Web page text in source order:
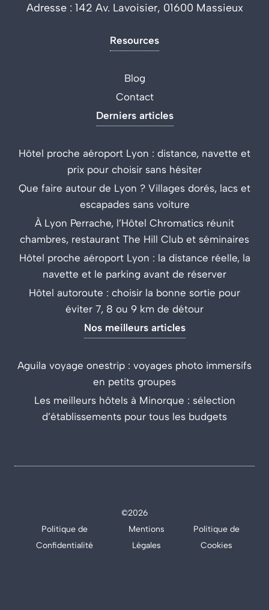
Adresse : 142 Av. Lavoisier, 01600 Massieux
Resources
Blog
Contact
Derniers articles
Hôtel proche aéroport Lyon : distance, navette et
prix pour choisir sans hésiter
Que faire autour de Lyon ? Villages dorés, lacs et
escapades sans voiture
À Lyon Perrache, l’Hôtel Chromatics réunit
chambres, restaurant The Hill Club et séminaires
Hôtel proche aéroport Lyon : la distance réelle, la
navette et le parking avant de réserver
Hôtel autoroute : choisir la bonne sortie pour
éviter 7, 8 ou 9 km de détour
Nos meilleurs articles
Aguila voyage onestrip : voyages photo immersifs
en petits groupes
Les meilleurs hôtels à Minorque : sélection
d’établissements pour tous les budgets
©2026
Politique de
Confidentialité
Mentions
Légales
Politique de
Cookies